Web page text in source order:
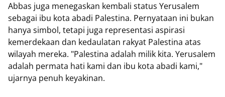
Abbas juga menegaskan kembali status Yerusalem
sebagai ibu kota abadi Palestina. Pernyataan ini bukan
hanya simbol, tetapi juga representasi aspirasi
kemerdekaan dan kedaulatan rakyat Palestina atas
wilayah mereka. "Palestina adalah milik kita. Yerusalem
adalah permata hati kami dan ibu kota abadi kami,"
ujarnya penuh keyakinan.